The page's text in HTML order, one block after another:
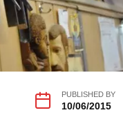
PUBLISHED BY
10/06/2015